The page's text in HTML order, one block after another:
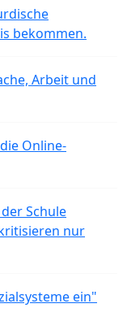
bekommen.
Arbeit und
Online-
Schule
nur
ein"